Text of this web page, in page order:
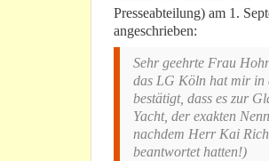
Presseabteilung) am 1.
angeschrieben:
Sehr geehrte Frau
das LG Köln hat mir in
bestätigt, dass es zur
Yacht, der exakten
nachdem Herr Kai
beantwortet hatten!)